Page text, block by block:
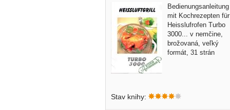
Bedienungsanleitung
mit Kochrezepten für
Heisslufrofen Turbo
3000... v nemčine,
brožovaná, veľký
formát, 31 strán
Stav knihy: